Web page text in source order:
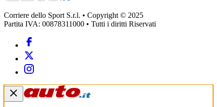
Corriere dello Sport S.r.l. • Copyright © 2025
Partita IVA: 00878311000 • Tutti i diritti Riservati